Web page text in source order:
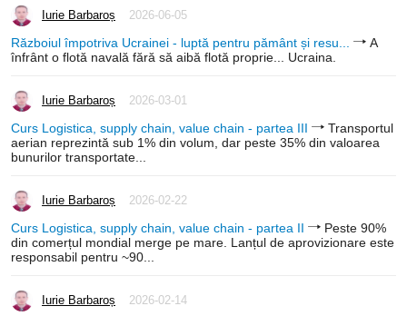
Iurie Barbaroș 2026-06-05
Războiul împotriva Ucrainei - luptă pentru pământ și resu...
A
înfrânt o flotă navală fără să aibă flotă proprie... Ucraina.
Iurie Barbaroș 2026-03-01
Curs Logistica, supply chain, value chain - partea III
Transportul
aerian reprezintă sub 1% din volum, dar peste 35% din valoarea
bunurilor transportate...
Iurie Barbaroș 2026-02-22
Curs Logistica, supply chain, value chain - partea II
Peste 90%
din comerțul mondial merge pe mare. Lanțul de aprovizionare este
responsabil pentru ~90...
Iurie Barbaroș 2026-02-14